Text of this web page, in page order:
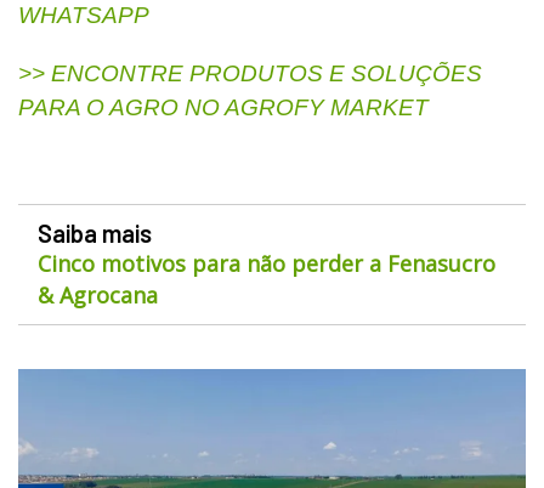
WHATSAPP
>> ENCONTRE PRODUTOS E SOLUÇÕES
PARA O AGRO NO AGROFY MARKET
Saiba mais
Cinco motivos para não perder a Fenasucro
& Agrocana